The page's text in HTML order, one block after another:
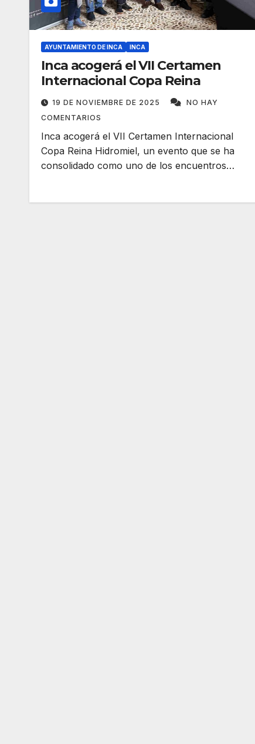
AYUNTAMIENTO DE INCA INCA
Inca acogerá el VII Certamen
Internacional Copa Reina
19 DE NOVIEMBRE DE 2025
NO HAY
COMENTARIOS
Inca acogerá el VII Certamen Internacional
Copa Reina Hidromiel, un evento que se ha
consolidado como uno de los encuentros…